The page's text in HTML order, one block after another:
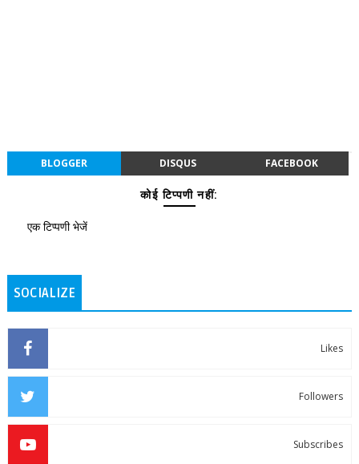
BLOGGER DISQUS FACEBOOK
कोई टिप्पणी नहीं:
एक टिप्पणी भेजें
SOCIALIZE
Likes
Followers
Subscribes